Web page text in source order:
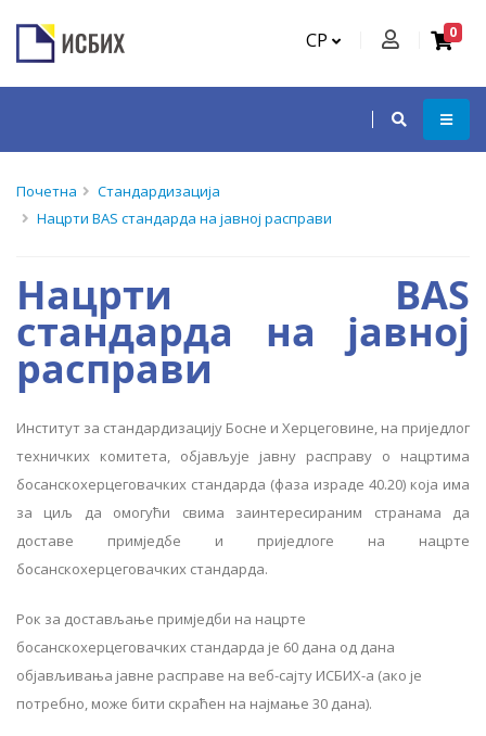
СР 0
Почетна
Стандардизација
Нацрти BAS стандарда на јавној расправи
Нацрти BAS
стандарда на јавној
расправи
Институт за стандардизацију Босне и Херцеговине, на приједлог
техничких комитета, објављује јавну расправу о нацртима
босанскохерцеговачких стандарда (фаза израде 40.20) која има
за циљ да омогући свима заинтересираним странама да
доставе примједбе и приједлоге на нацрте
босанскохерцеговачких стандарда.
Рок за достављање примједби на нацрте
босанскохерцеговачких стандарда је 60 дана од дана
објављивања јавне расправе на веб-сајту ИСБИХ-а (ако је
потребно, може бити скраћен на најмање 30 дана).